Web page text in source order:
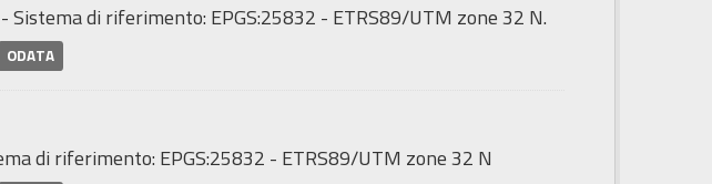
Sistema di riferimento: EPGS:25832 - ETRS89/UTM zone 32 N.
ODATA
di riferimento: EPGS:25832 - ETRS89/UTM zone 32 N